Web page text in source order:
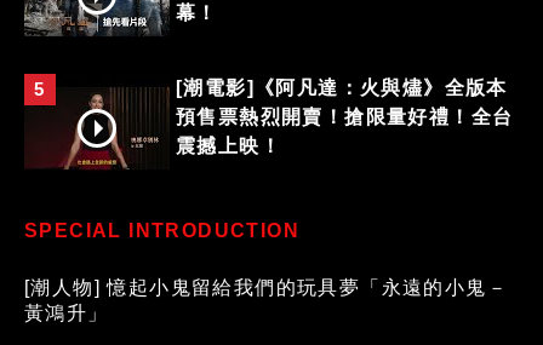
幕！
5
[潮電影]《阿凡達：火與燼》全版本
預售票熱烈開賣！搶限量好禮！全台
震撼上映！
SPECIAL INTRODUCTION
[潮人物] 憶起小鬼留給我們的玩具夢「永遠的小鬼－
黃鴻升」